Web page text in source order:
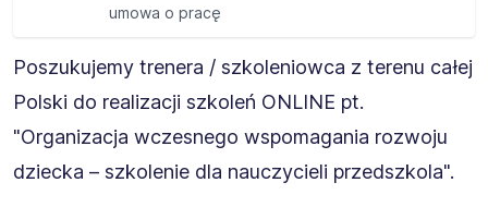
umowa o pracę
Poszukujemy trenera / szkoleniowca z terenu całej
Polski do realizacji szkoleń ONLINE pt.
"Organizacja wczesnego wspomagania rozwoju
dziecka – szkolenie dla nauczycieli przedszkola".